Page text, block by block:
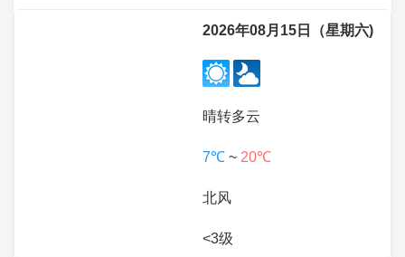
2026年08月15日（星期六)
晴转多云
7℃ ~ 20℃
北风
<3级